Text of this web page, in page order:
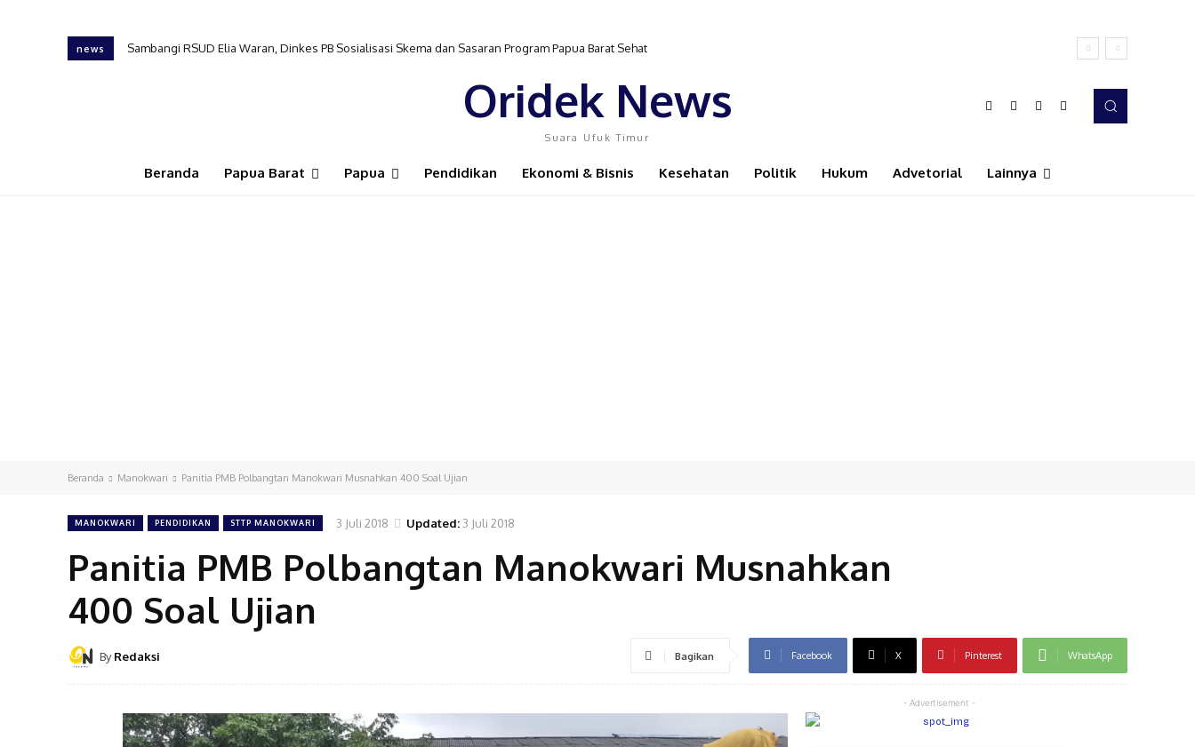
news Sambangi RSUD Elia Waran, Dinkes PB Sosialisasi Skema dan Sasaran Program Papua Barat Sehat
Oridek News
Suara Ufuk Timur
Beranda Papua Barat Papua Pendidikan Ekonomi & Bisnis Kesehatan Politik Hukum Advetorial Lainnya
Beranda Manokwari Panitia PMB Polbangtan Manokwari Musnahkan 400 Soal Ujian
MANOKWARI PENDIDIKAN STTP MANOKWARI 3 Juli 2018 Updated: 3 Juli 2018
Panitia PMB Polbangtan Manokwari Musnahkan
400 Soal Ujian
By Redaksi Bagikan Facebook X Pinterest WhatsApp
- Advertisement -